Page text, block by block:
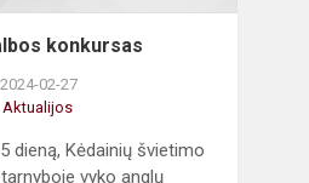
konkursas
02-27
Aktualijos
dieną, Kėdainių švietimo
vyko anglų